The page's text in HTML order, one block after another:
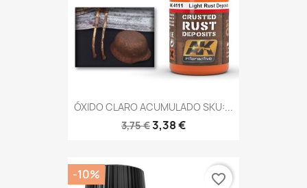
ÓXIDO CLARO ACUMULADO SKU:...
3,75 €3,38 €
-10% favorite_border